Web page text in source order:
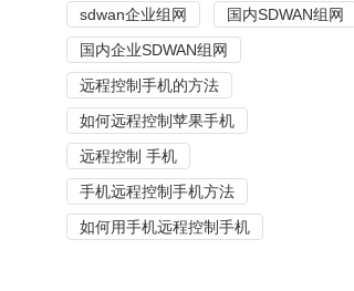
sdwan企业组网
国内SDWAN组网
国内企业SDWAN组网
远程控制手机的方法
如何远程控制苹果手机
远程控制 手机
手机远程控制手机方法
如何用手机远程控制手机